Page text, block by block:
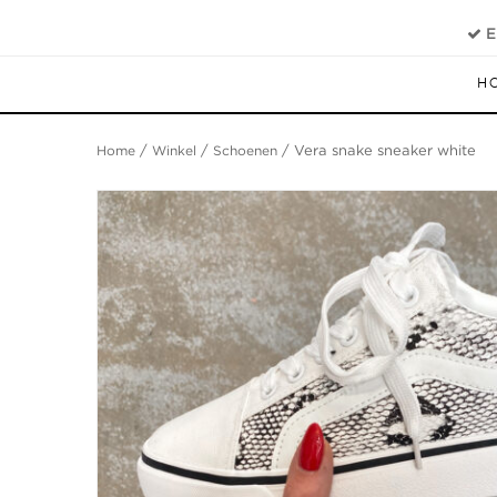
Home / Winkel / Schoenen / Vera snake sneaker white